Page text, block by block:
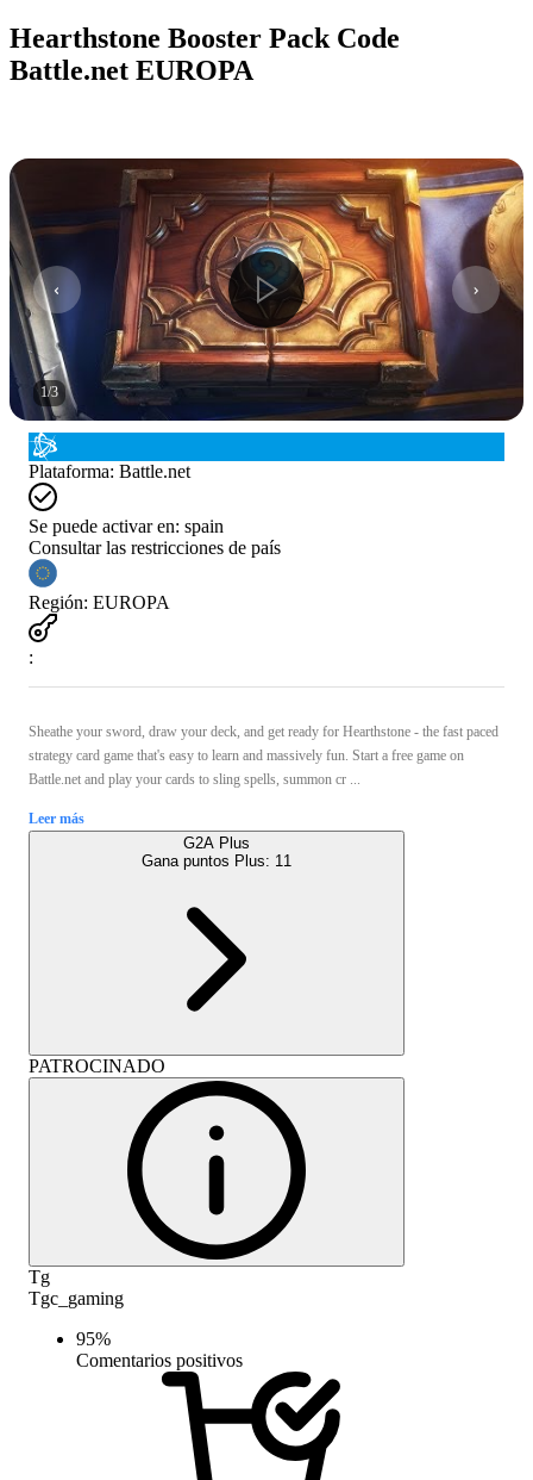
Hearthstone Booster Pack Code
Battle.net EUROPA
1/3
Plataforma: Battle.net
Se puede activar en: spain
Consultar las restricciones de país
Región: EUROPA
:
Sheathe your sword, draw your deck, and get ready for Hearthstone - the fast paced
strategy card game that's easy to learn and massively fun. Start a free game on
Battle.net and play your cards to sling spells, summon cr ...
Leer más
G2A Plus
Gana puntos Plus: 11
PATROCINADO
Tg
Tgc_gaming
95%
Comentarios positivos